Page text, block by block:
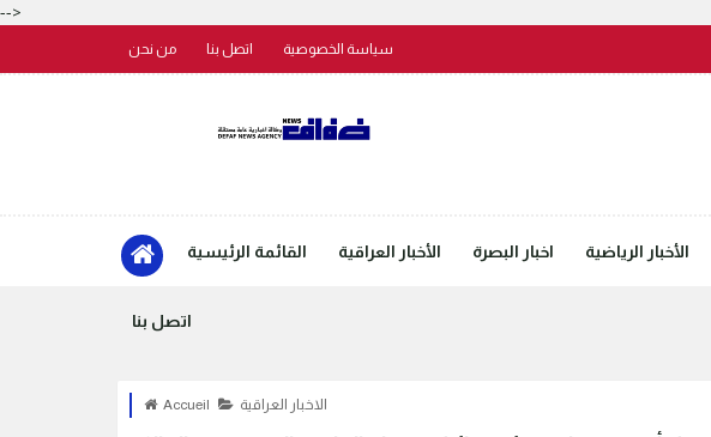
-->
من نحن اتصل بنا سياسة الخصوصية
القائمة الرئيسية الأخبار العراقية اخبار البصرة الأخبار الرياضية
اتصل بنا
Accueil الاخبار العراقية